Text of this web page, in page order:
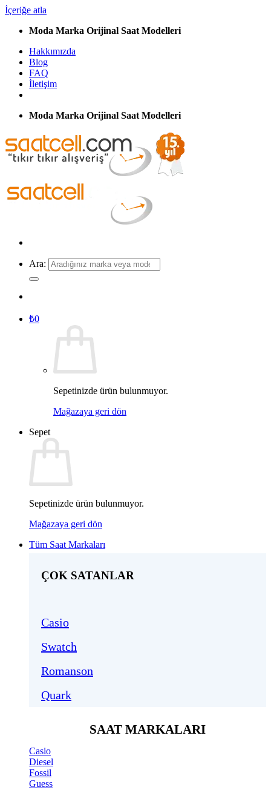
İçeriğe atla
Moda Marka Orijinal Saat Modelleri
Hakkımızda
Blog
FAQ
İletişim
Moda Marka Orijinal Saat Modelleri
Ara:
₺0
Sepetinizde ürün bulunmuyor.
Mağazaya geri dön
Sepet
Sepetinizde ürün bulunmuyor.
Mağazaya geri dön
Tüm Saat Markaları
ÇOK SATANLAR
Casio
Swatch
Romanson
Quark
SAAT MARKALARI
Casio
Diesel
Fossil
Guess